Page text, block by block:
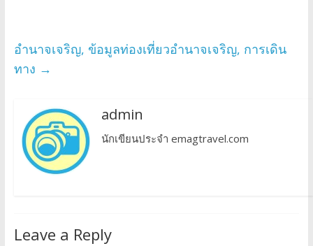
อำนาจเจริญ, ข้อมูลท่องเที่ยวอำนาจเจริญ, การเดิน
ทาง →
admin
นักเขียนประจำ emagtravel.com
Leave a Reply